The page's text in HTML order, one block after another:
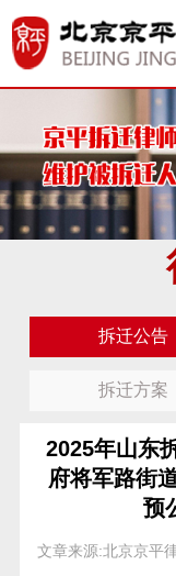
拆迁公告
拆迁方案
2025年山东
府将军路街
预
文章来源:北京京平